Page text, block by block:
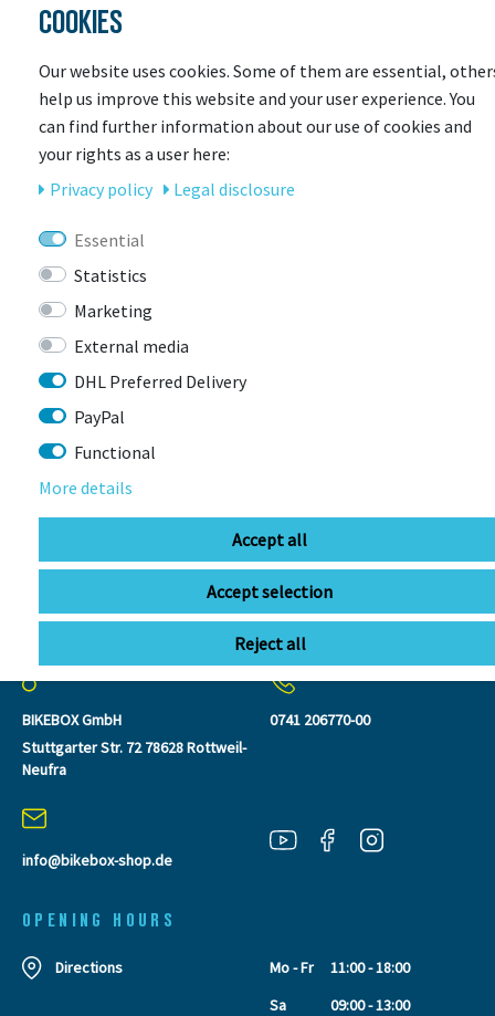
Organizer in aufgesetzter Fronttasche
Schlüsselhalter
seitliche Außentaschen
reflektierendes Band für bessere Sichtbarkeit und
Fixiermöglichkeit
BIKEBOX GmbH
Stuttgarter Str. 72 78628 Rottweil-
Neufra
info@bikebox-shop.de
0741 206770-00
OPENING HOURS
Directions Mo - Fr
11:00 - 18:00
Sa
09:00 - 13:00
COOKIES
Our website uses cookies. Some of them are essential,
help us improve this website and your user experience. You
can find further information about our use of cookies and
your rights as a user here:
Privacy policy
Legal disclosure
Essential
Statistics
Marketing
External media
DHL Preferred Delivery
PayPal
Functional
More details
Accept all
Accept selection
Reject all